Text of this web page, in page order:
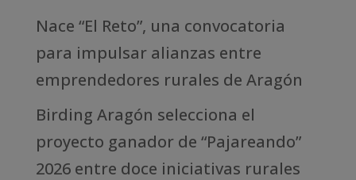
Nace “El Reto”, una convocatoria
para impulsar alianzas entre
emprendedores rurales de Aragón
Birding Aragón selecciona el
proyecto ganador de “Pajareando”
2026 entre doce iniciativas rurales